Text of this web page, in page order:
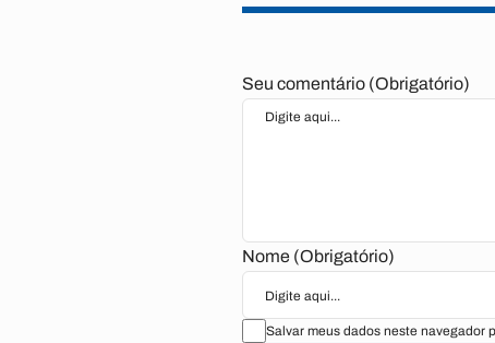
Seu comentário (Obrigatório)
Nome (Obrigatório)
Salvar meus dados neste navegador